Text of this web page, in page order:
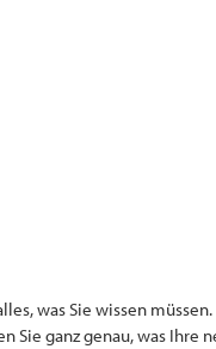
was Sie wissen
ganz genau, was Ihre